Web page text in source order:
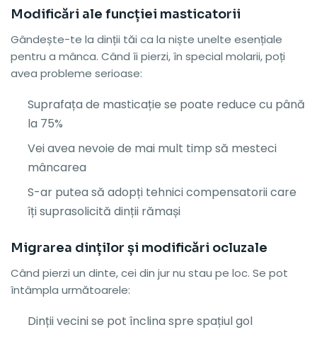
Modificări ale funcției masticatorii
Gândește-te la dinții tăi ca la niște unelte esențiale
pentru a mânca. Când îi pierzi, în special molarii, poți
avea probleme serioase:
Suprafața de masticație se poate reduce cu până
la 75%
Vei avea nevoie de mai mult timp să mesteci
mâncarea
S-ar putea să adopți tehnici compensatorii care
îți suprasolicită dinții rămași
Migrarea dinților și modificări ocluzale
Când pierzi un dinte, cei din jur nu stau pe loc. Se pot
întâmpla următoarele:
Dinții vecini se pot înclina spre spațiul gol